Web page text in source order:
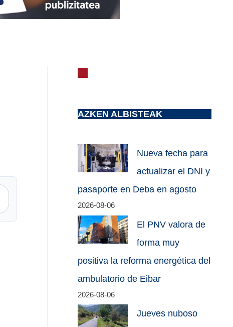
AZKEN ALBISTEAK
Nueva fecha para
actualizar el DNI y
pasaporte en Deba en agosto
2026-08-06
El PNV valora de
forma muy
positiva la reforma energética del
ambulatorio de Eibar
2026-08-06
Jueves nuboso